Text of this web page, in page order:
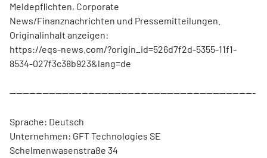
Meldepflichten, Corporate
News/Finanznachrichten und Pressemitteilungen.
Originalinhalt anzeigen:
https://eqs-news.com/?origin_id=526d7f2d-5355-11f1-
8534-027f3c38b923&lang=de
---------------------------------------------------------------------------
Sprache: Deutsch
Unternehmen: GFT Technologies SE
Schelmenwasenstraße 34